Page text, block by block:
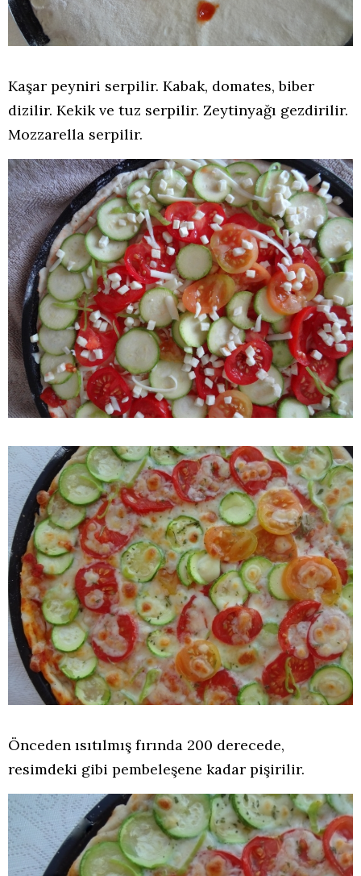
Kaşar peyniri serpilir. Kabak, domates, biber
dizilir. Kekik ve tuz serpilir. Zeytinyağı gezdirilir.
Mozzarella serpilir.
Önceden ısıtılmış fırında 200 derecede,
resimdeki gibi pembeleşene kadar pişirilir.